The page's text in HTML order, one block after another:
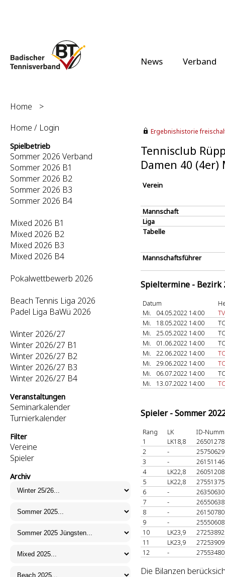
News Verband
Home
>
Home / Login
Spielbetrieb
Sommer 2026 Verband
Sommer 2026 B1
Sommer 2026 B2
Sommer 2026 B3
Sommer 2026 B4
Mixed 2026 B1
Mixed 2026 B2
Mixed 2026 B3
Mixed 2026 B4
Pokalwettbewerb 2026
Beach Tennis Liga 2026
Padel Liga BaWü 2026
Winter 2026/27
Winter 2026/27 B1
Winter 2026/27 B2
Winter 2026/27 B3
Winter 2026/27 B4
Veranstaltungen
Seminarkalender
Turnierkalender
Filter
Vereine
Spieler
Archiv
Ergebnishistorie
Tennisclub
Damen 40
Verein
Mannschaft
Liga
Tabelle
Mannschaftsführer
Spieltermine - Bezirk
Datum
Mi.
04.05.2022 14:00
Mi.
18.05.2022 14:00
Mi.
25.05.2022 14:00
Mi.
01.06.2022 14:00
Mi.
22.06.2022 14:00
Mi.
29.06.2022 14:00
Mi.
06.07.2022 14:00
Mi.
13.07.2022 14:00
Spieler - Sommer
Rang LK
ID-
1
LK18,8
2
-
3
-
4
LK22,8
5
LK22,8
6
-
7
-
8
-
9
-
10
LK23,9
11
LK23,9
12
-
Die Bilanzen